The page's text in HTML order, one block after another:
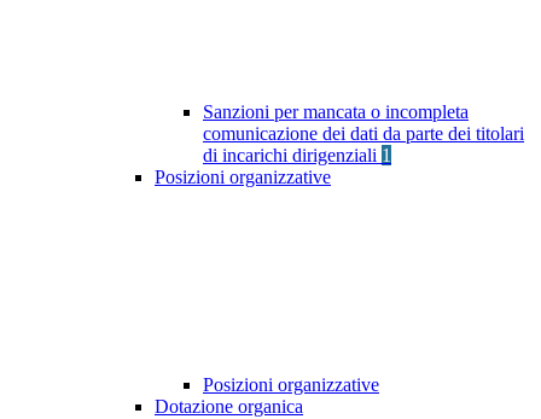
Sanzioni per mancata o incompleta
comunicazione dei dati da parte dei titolari
di incarichi dirigenziali 1
Posizioni organizzative
Posizioni organizzative
Dotazione organica